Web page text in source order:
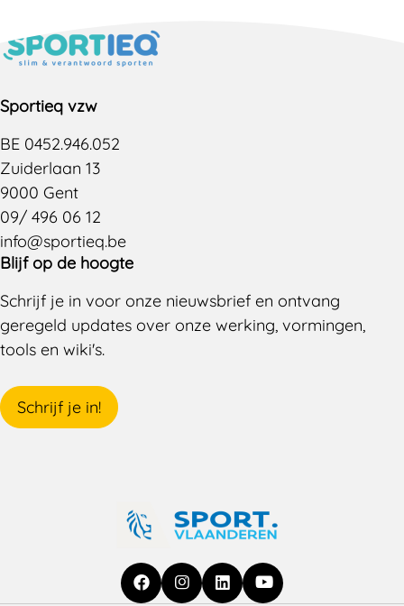
Sportieq vzw
BE 0452.946.052
Zuiderlaan 13
9000 Gent
09/ 496 06 12
info@sportieq.be
Blijf op de hoogte
Schrijf je in voor onze nieuwsbrief en ontvang
geregeld updates over onze werking, vormingen,
tools en wiki's.
Schrijf je in!